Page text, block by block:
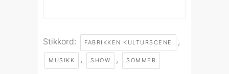
Stikkord: FABRIKKEN KULTURSCENE ,
MUSIKK , SHOW , SOMMER